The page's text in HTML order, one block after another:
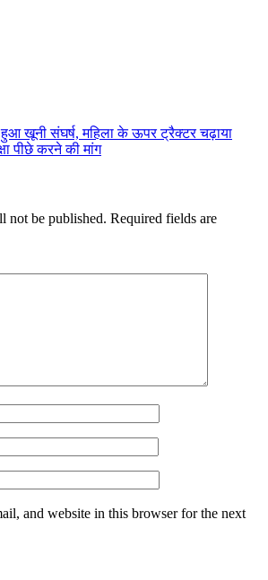
खूनी संघर्ष, महिला के ऊपर ट्रैक्टर चढ़ाया
पीछे करने की मांग
not be published. Required fields are
and website in this browser for the next